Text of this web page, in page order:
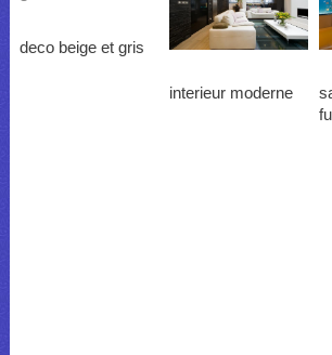
deco beige et gris
interieur moderne